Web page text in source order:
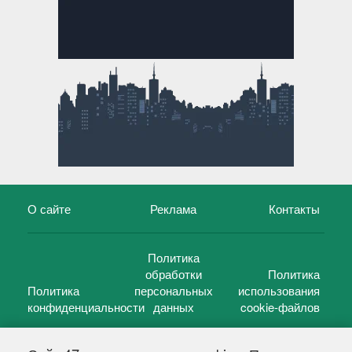
О сайте Реклама Контакты
Политика
конфиденциальности
Политика
обработки
персональных
данных
Политика
использования
cookie-файлов